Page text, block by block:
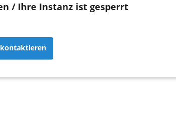
/ Ihre Instanz ist gesperrt